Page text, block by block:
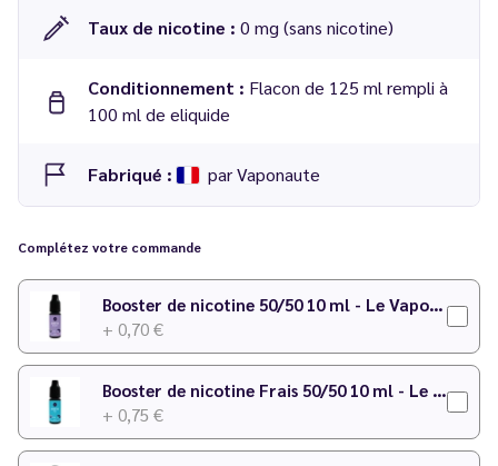
Taux de nicotine : 0 mg (sans nicotine)
Conditionnement : Flacon de 125 ml rempli à
100 ml de eliquide
Fabriqué : par Vaponaute
Complétez votre commande
Booster de nicotine 50/50 10 ml - Le Vapoteur Discount
+ 0,70 €
Booster de nicotine Frais 50/50 10 ml - Le Vapoteur Discount
+ 0,75 €